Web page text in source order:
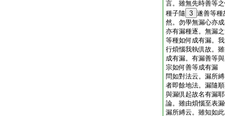
言。雖無先時善等
種子隨 3 遂善等種
然。勿學無漏心亦
亦有漏種逐。無漏
等種如何成有漏。
行煩惱我執倶故。
成有漏。有漏善等
宗如何善等成有漏
問如對法云。漏所
者即餘地法。漏隨
與漏倶起故名有漏
論。雖由煩惱至表
漏所縛云。雖知如